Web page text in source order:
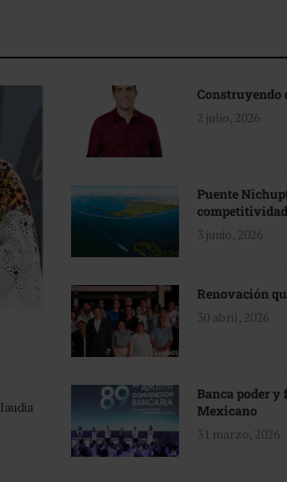
Construyendo
2 julio, 2026
Puente
3 junio, 2026
Renovación
30 abril, 2026
Banca poder y
Mexicano
31 marzo, 2026